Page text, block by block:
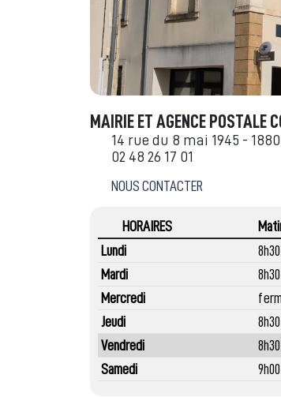
MAIRIE ET AGENCE POSTALE
14 rue du 8 mai 1945 -
02 48 26 17 01
NOUS CONTACTER
HORAIRES
Lundi
Mardi
Mercredi
Jeudi
Vendredi
Samedi